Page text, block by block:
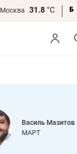
Москва 31.8 °С
Василь Мазитов
МАРТ